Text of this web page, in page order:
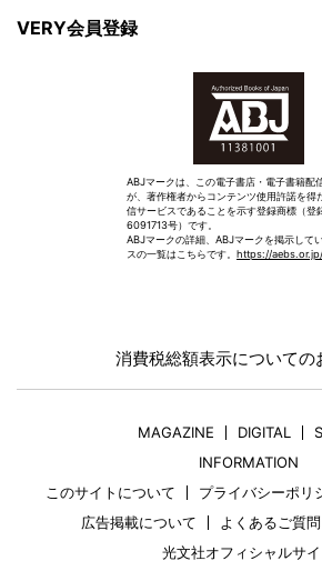
VERY会員登録
ABJマークは、この電子書店・電子書籍配
が、著作権者からコンテンツ使用許諾を得
信サービスであることを示す登録商標（登
6091713号）です。
ABJマークの詳細、ABJマークを掲示して
スの一覧はこちらです。 https://aebs.or.jp/
消費税総額表示についての
MAGAZINE DIGITAL
INFORMATION
このサイトについて
プライバシーポリ
広告掲載について
よくあるご質問
光文社オフィシャルサイ